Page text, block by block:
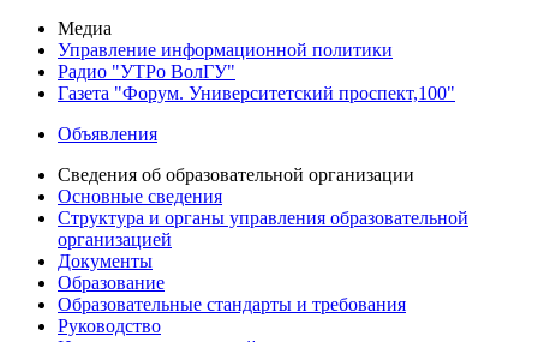
Медиа
Управление информационной политики
Радио "УТРо ВолГУ"
Газета "Форум. Университетский проспект,100"
Объявления
Сведения об образовательной организации
Основные сведения
Структура и органы управления образовательной
организацией
Документы
Образование
Образовательные стандарты и требования
Руководство